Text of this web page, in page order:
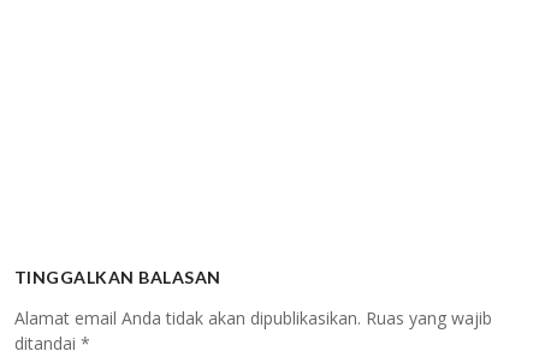
TINGGALKAN BALASAN
Alamat email Anda tidak akan dipublikasikan. Ruas yang wajib
ditandai *